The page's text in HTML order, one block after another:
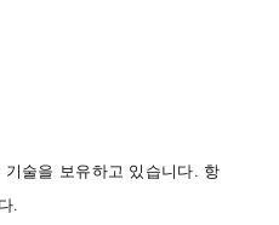
술을 보유하고 있습니다. 항
.